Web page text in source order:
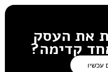
את העסק
קדימה?
עכשיו